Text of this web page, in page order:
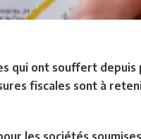
qui ont souffert depuis
fiscales sont à
les sociétés